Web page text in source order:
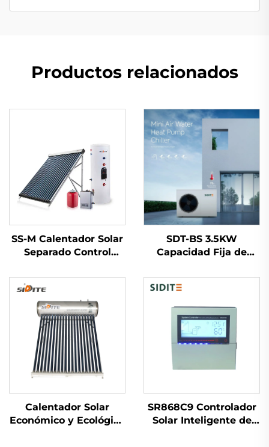
Productos relacionados
SS-M Calentador Solar
Separado Control
de Cobre Presurizado
Intercambiadores
Indirectos Al Aire Libre
Tanque de Agua Libre
SDT-BS 3.5KW
Capacidad Fija de
Calentador Bomba de
Calor 60°C/75°C
Controlado por
Microcomputadora
Ahorro de Energía
Eficiente Temperatura
del Agua para
Calentador Solar
Económico y Ecológico
SR868C9 Controlador
Solar Inteligente de